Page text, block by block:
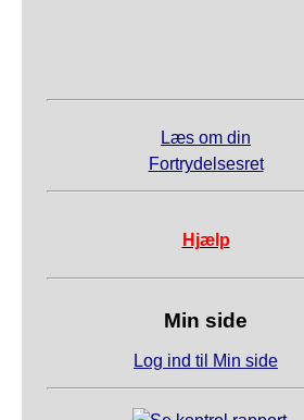
Læs om din
Fortrydelsesret
Hjælp
Min side
Log ind til Min side